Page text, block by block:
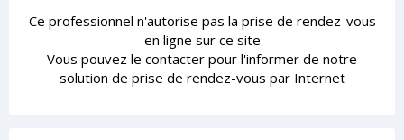
Ce professionnel n'autorise pas la prise de rendez-vous
en ligne sur ce site
Vous pouvez le contacter pour l'informer de notre
solution de prise de rendez-vous par Internet